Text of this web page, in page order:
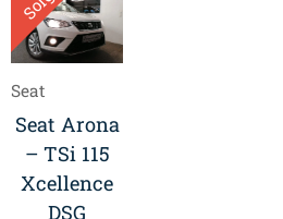
Seat
Seat Arona
– TSi 115
Xcellence
DSG